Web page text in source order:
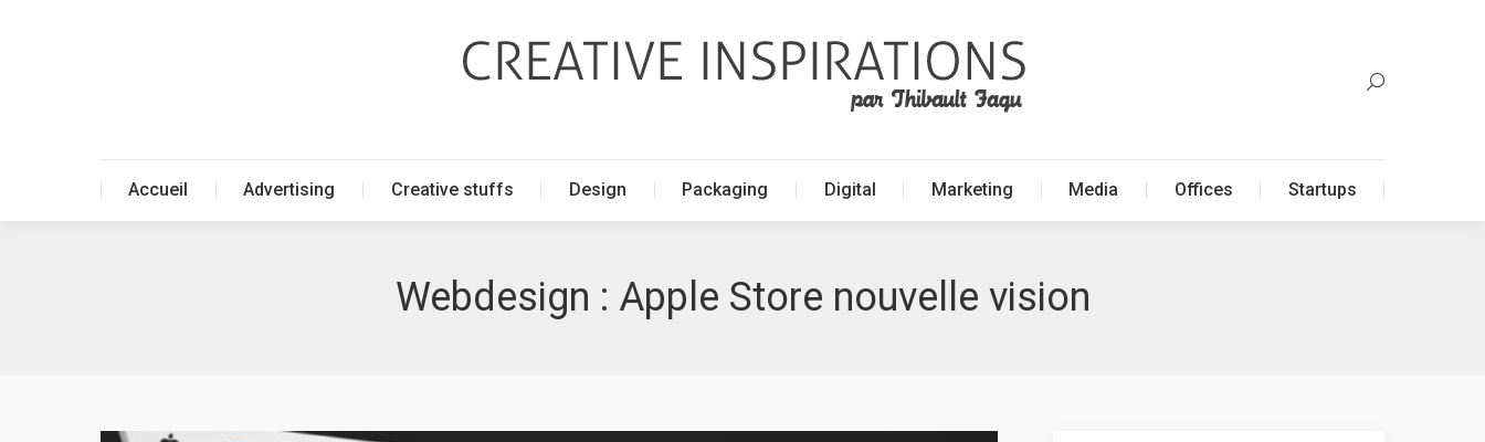
Accueil Advertising Creative stuffs Design Packaging Digital Marketing Media Offices Startups
Webdesign : Apple Store nouvelle vision